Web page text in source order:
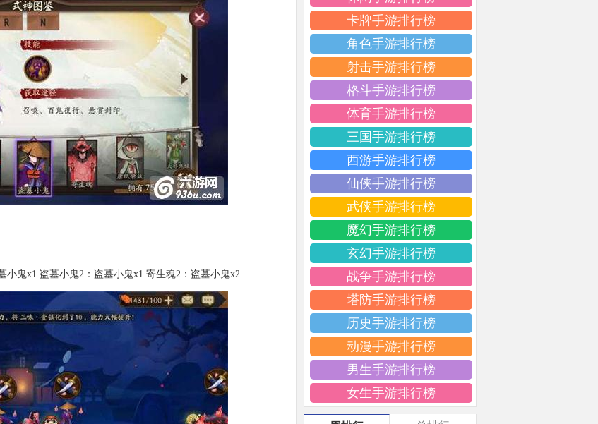
小鬼x1 盗墓小鬼2：盗墓小鬼x1 寄生魂2：盗墓小鬼x2
卡牌手游排行榜
角色手游排行榜
射击手游排行榜
格斗手游排行榜
体育手游排行榜
三国手游排行榜
西游手游排行榜
仙侠手游排行榜
武侠手游排行榜
魔幻手游排行榜
玄幻手游排行榜
战争手游排行榜
塔防手游排行榜
历史手游排行榜
动漫手游排行榜
男生手游排行榜
女生手游排行榜